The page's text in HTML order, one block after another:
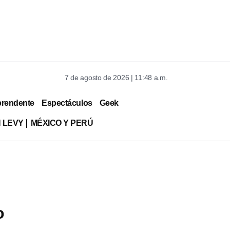
7 de agosto de 2026 | 11:48 a.m.
Espectáculos Geek
LEVY MÉXICO Y PERÚ